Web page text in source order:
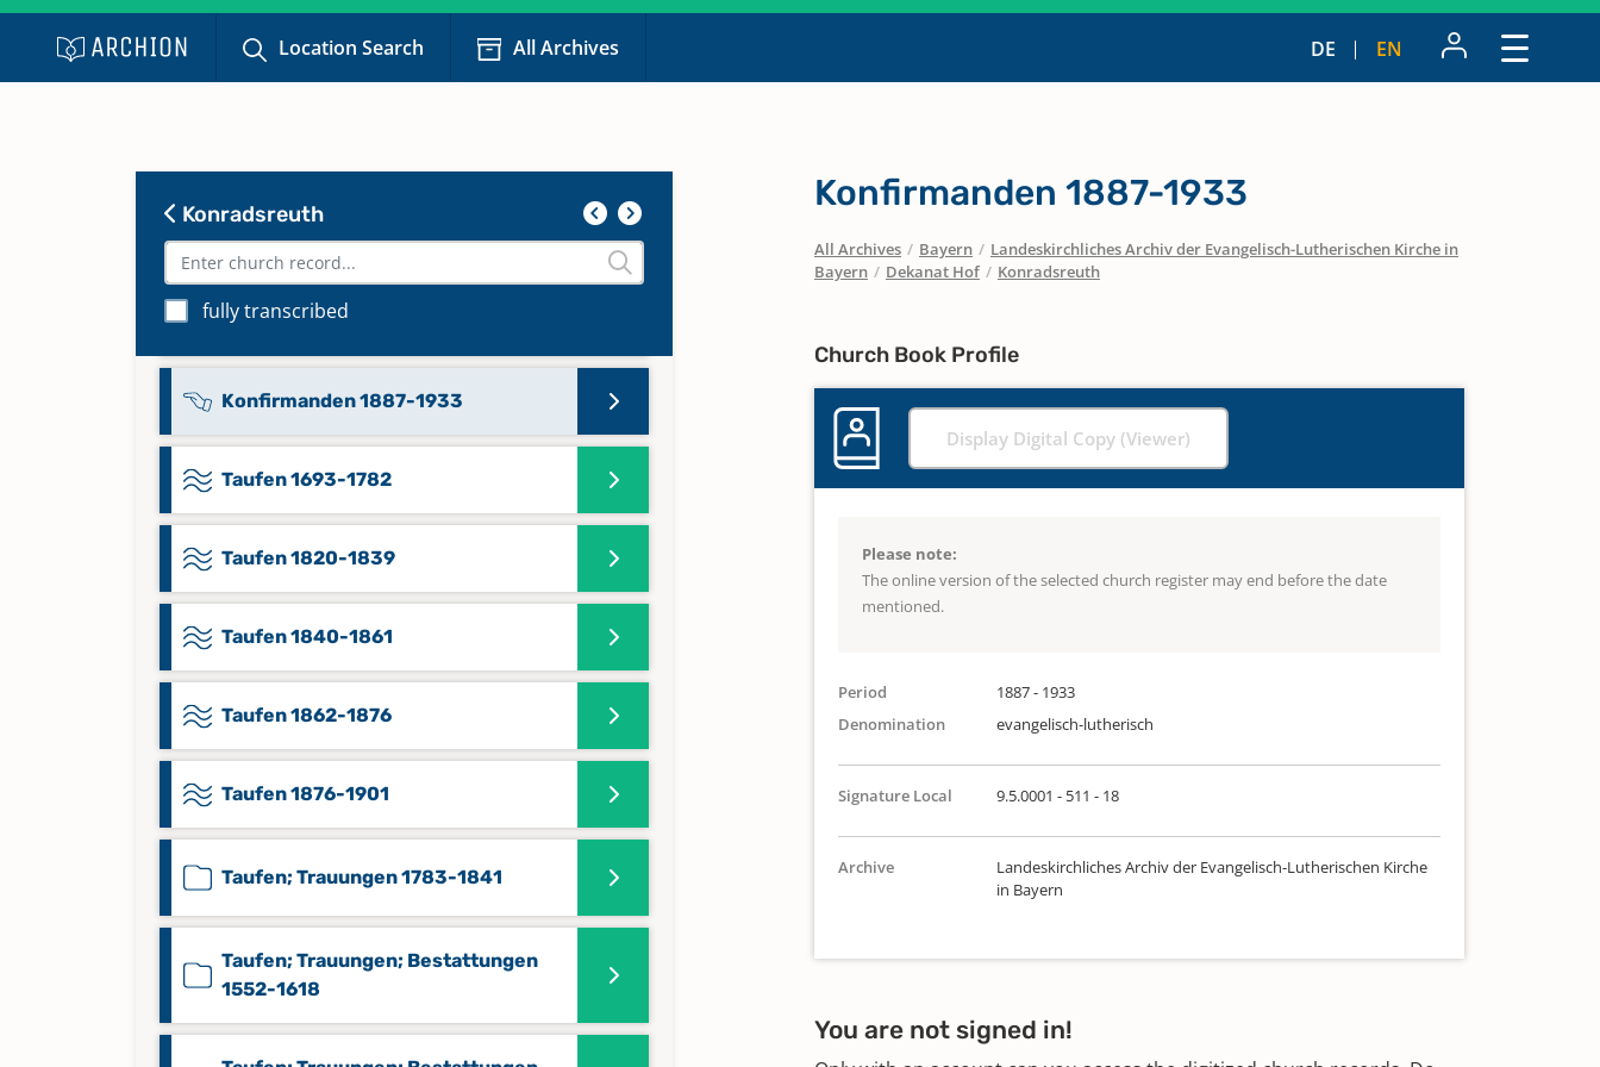
Location Search All Archives DE EN
Konradsreuth
fully transcribed
Kommunikanten 1963-1976
Keine verfügbaren Digitalisate
Konfirmanden 1831-1886
Konfirmanden 1887-1933
Taufen 1693-1782
Taufen 1820-1839
Taufen 1840-1861
Taufen 1862-1876
Taufen 1876-1901
Taufen; Trauungen 1783-1841
Taufen; Trauungen; Bestattungen
1552-1618
Konfirmanden 1887-1933
All Archives / Bayern / Landeskirchliches Archiv der Evangelisch-Lutherischen Kirche in
Bayern / Dekanat Hof / Konradsreuth
Church Book Profile
Display Digital Copy (Viewer)
Please note:
The online version of the selected church register may end before the date
mentioned.
Period
1887 - 1933
Denomination
evangelisch-lutherisch
Signature Local 9.5.0001 - 511 - 18
Archive
Landeskirchliches Archiv der Evangelisch-Lutherischen Kirche
in Bayern
You are not signed in!